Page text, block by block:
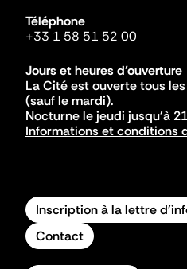
Téléphone
+33 1 58 51 52 00
Jours et heures d'ouverture
La Cité est ouverte tous
(sauf le mardi).
Nocturne le jeudi jusqu'à
Informations et conditions
Inscription à la lettre
Contact